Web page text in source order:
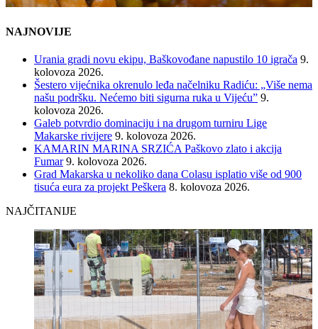
NAJNOVIJE
Urania gradi novu ekipu, Baškovođane napustilo 10 igrača 9.
kolovoza 2026.
Šestero vijećnika okrenulo leđa načelniku Radiću: „Više nema
našu podršku. Nećemo biti sigurna ruka u Vijeću” 9.
kolovoza 2026.
Galeb potvrdio dominaciju i na drugom turniru Lige
Makarske rivijere 9. kolovoza 2026.
KAMARIN MARINA SRZIĆA Paškovo zlato i akcija
Fumar 9. kolovoza 2026.
Grad Makarska u nekoliko dana Colasu isplatio više od 900
tisuća eura za projekt Peškera 8. kolovoza 2026.
NAJČITANIJE